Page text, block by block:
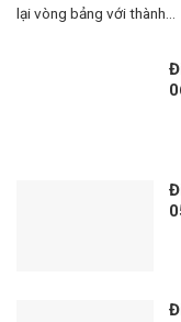
lại vòng bảng với thành...